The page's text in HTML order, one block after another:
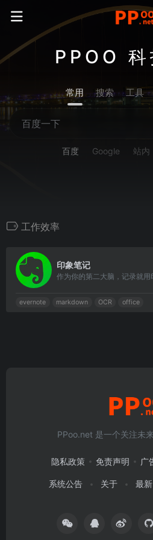
PPOO
常用 搜索 工具
百度 Google 站内
工作效率
印象笔记
作为你的第二大脑，记录就用
evernote markdown OCR office
PPoo.net 是一个关注未
隐私政策 免责声明 广
系统公告 关于 最